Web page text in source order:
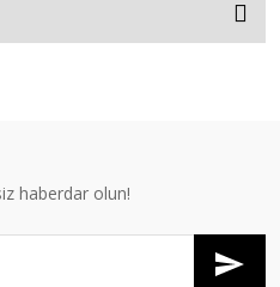
haberdar olun!